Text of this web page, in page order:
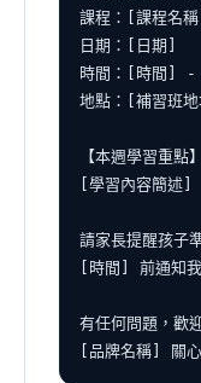
課程：[課程名稱]
日期：[日期]
時間：[時間] -
地點：[補習班地
【本週學習重點】
[學習內容簡述]
請家長提醒孩子
[時間] 前通知我
有任何問題，歡
[品牌名稱] 關